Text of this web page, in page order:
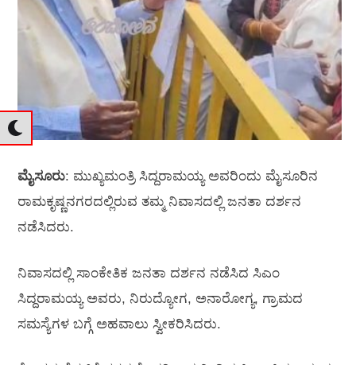
ಮೈಸೂರು: ಮುಖ್ಯಮಂತ್ರಿ ಸಿದ್ದರಾಮಯ್ಯ ಅವರಿಂದು ಮೈಸೂರಿನ
ರಾಮಕೃಷ್ಣನಗರದಲ್ಲಿರುವ ತಮ್ಮ ನಿವಾಸದಲ್ಲಿ ಜನತಾ ದರ್ಶನ
ನಡೆಸಿದರು.
ನಿವಾಸದಲ್ಲಿ ಸಾಂಕೇತಿಕ ಜನತಾ ದರ್ಶನ ನಡೆಸಿದ ಸಿಎಂ
ಸಿದ್ದರಾಮಯ್ಯ ಅವರು, ನಿರುದ್ಯೋಗ, ಅನಾರೋಗ್ಯ, ಗ್ರಾಮದ
ಸಮಸ್ಯೆಗಳ ಬಗ್ಗೆ ಅಹವಾಲು ಸ್ವೀಕರಿಸಿದರು.